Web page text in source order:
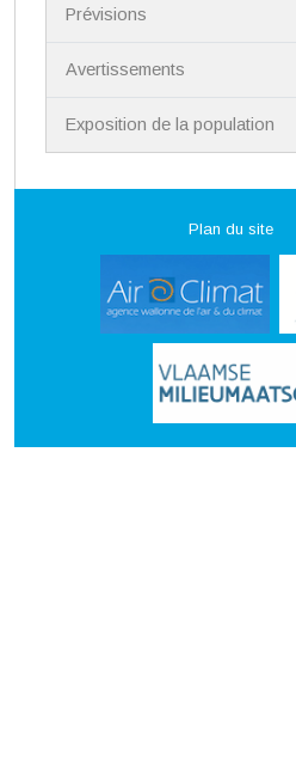
Prévisions
Avertissements
Exposition de la population
Plan du site